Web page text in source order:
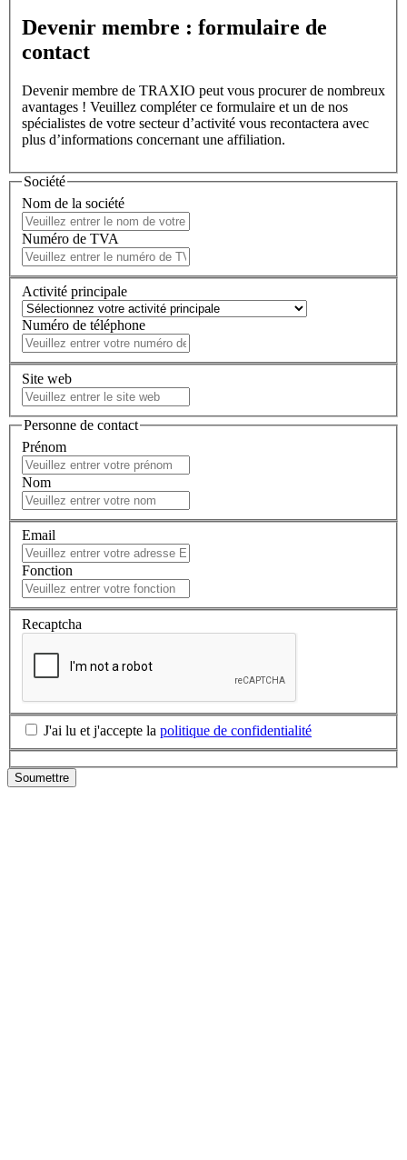
Devenir membre : formulaire de
contact
Devenir membre de TRAXIO peut vous procurer de nombreux
avantages ! Veuillez compléter ce formulaire et un de nos
spécialistes de votre secteur d’activité vous recontactera avec
plus d’informations concernant une affiliation.
Société
Nom de la société
Numéro de TVA
Activité principale
Numéro de téléphone
Site web
Personne de contact
Prénom
Nom
Email
Fonction
Recaptcha
J'ai lu et j'accepte la politique de confidentialité